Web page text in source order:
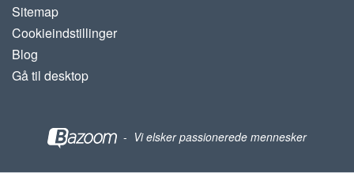
Sitemap
Cookieindstillinger
Blog
Gå til desktop
- Vi elsker passionerede mennesker